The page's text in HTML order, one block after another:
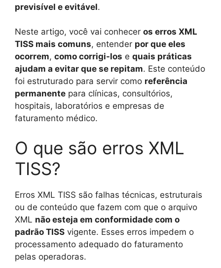
previsível e evitável.
Neste artigo, você vai conhecer os erros XML
TISS mais comuns, entender por que eles
ocorrem, como corrigi-los e quais práticas
ajudam a evitar que se repitam. Este conteúdo
foi estruturado para servir como referência
permanente para clínicas, consultórios,
hospitais, laboratórios e empresas de
faturamento médico.
O que são erros XML
TISS?
Erros XML TISS são falhas técnicas, estruturais
ou de conteúdo que fazem com que o arquivo
XML não esteja em conformidade com o
padrão TISS vigente. Esses erros impedem o
processamento adequado do faturamento
pelas operadoras.